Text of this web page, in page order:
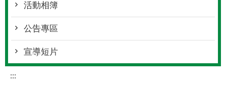
活動相簿
公告專區
宣導短片
:::